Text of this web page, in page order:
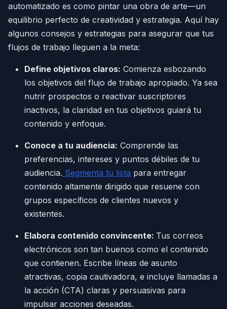
automatizado es como pintar una obra de arte—un
equilibrio perfecto de creatividad y estrategia. Aquí hay
algunos consejos y estrategias para asegurar que tus
flujos de trabajo lleguen a la meta:
Define objetivos claros: Comienza esbozando
los objetivos del flujo de trabajo apropiado. Ya sea
nutrir prospectos o reactivar suscriptores
inactivos, la claridad en tus objetivos guiará tu
contenido y enfoque.
Conoce a tu audiencia: Comprende las
preferencias, intereses y puntos débiles de tu
audiencia. Segmenta tu lista para entregar
contenido altamente dirigido que resuene con
grupos específicos de clientes nuevos y
existentes.
Elabora contenido convincente: Tus correos
electrónicos son tan buenos como el contenido
que contienen. Escribe líneas de asunto
atractivas, copia cautivadora, e incluye llamadas a
la acción (CTA) claras y persuasivas para
impulsar acciones deseadas.